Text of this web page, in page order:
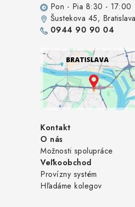
Pon - Pia 8:30 - 17:00
Šustekova 45, Bratislava
0944 90 90 04
Kontakt
O nás
Možnosti spolupráce
Veľkoobchod
Provízny systém
Hľadáme kolegov